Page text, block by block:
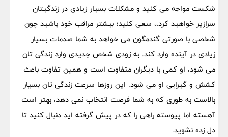
شکست مواجه می کنید و مشکلات بسیار زیادی در زندگیتان
سرازیر خواهید کرد،، سعی کنید؛ بیشتر مراقب خود باشید چون
شخصی با صورتی گندمگون می خواهد به شما صدمات بسیار
زیادی در آینده وارد کند. به زودی شخص جدیدی وارد زندگی تان
می شود، او کمی با دیگران متفاوت است و همین تفاوت باعث
کشش و گیرایی او می شود. این روزها سرعت زندگی تان بسیار
بالاست به طوری که به شما فرصت انتخاب نمی دهد، بهتر است
آهسته اما پیوسته راهی را که در پیش گرفته اید دنبال کنید تا
دل زده نشوید.